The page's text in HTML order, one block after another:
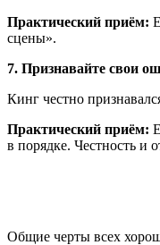
Практический приём:
сцены».
7. Признавайте свои
Кинг честно
Практический приём:
в порядке. Честность и
Общие черты всех